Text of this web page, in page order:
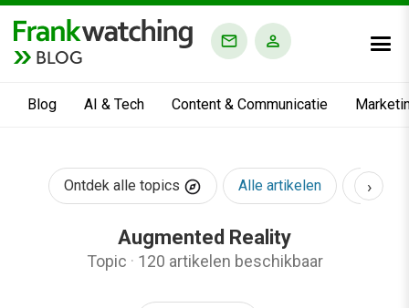
BLOG
Blog AI & Tech Content & Communicatie
Ontdek alle topics Alle artikelen AI &
›
Augmented Reality
Topic · 120 artikelen beschikbaar